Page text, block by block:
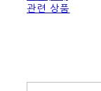
관련 상품